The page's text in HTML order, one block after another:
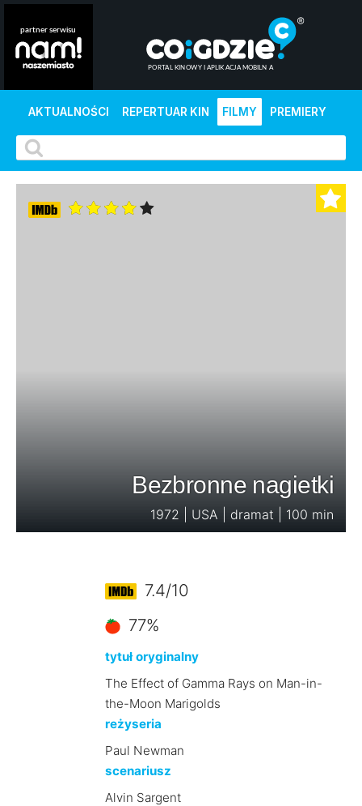
AKTUALNOŚCI REPERTUAR KIN FILMY PREMIERY
Bezbronne nagietki
1972 | USA | dramat | 100 min
7.4/10
77%
tytuł oryginalny
The Effect of Gamma Rays on Man-in-
the-Moon Marigolds
reżyseria
Paul Newman
scenariusz
Alvin Sargent